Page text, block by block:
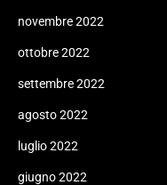
novembre 2022
ottobre 2022
settembre 2022
agosto 2022
luglio 2022
giugno 2022